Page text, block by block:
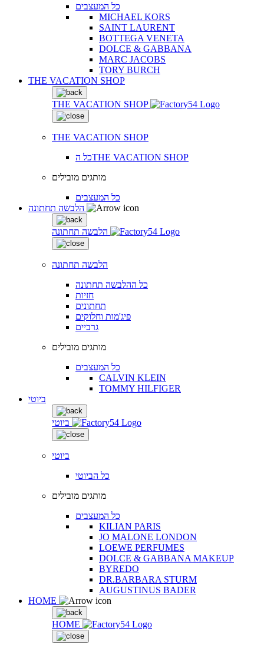
כל המעצבים
MICHAEL KORS
SAINT LAURENT
BOTTEGA VENETA
DOLCE & GABBANA
MARC JACOBS
TORY BURCH
THE VACATION SHOP
THE VACATION SHOP
THE VACATION SHOP
כל הTHE VACATION SHOP
מותגים מובילים
כל המעצבים
הלבשה תחתונה
הלבשה תחתונה
כל ההלבשה תחתונה
חזיות
תחתונים
פיג'מות וחלוקים
גרביים
מותגים מובילים
כל המעצבים
CALVIN KLEIN
TOMMY HILFIGER
ביוטי
ביוטי
ביוטי
כל הביוטי
מותגים מובילים
כל המעצבים
KILIAN PARIS
JO MALONE LONDON
LOEWE PERFUMES
DOLCE & GABBANA MAKEUP
BYREDO
DR.BARBARA STURM
AUGUSTINUS BADER
HOME
HOME